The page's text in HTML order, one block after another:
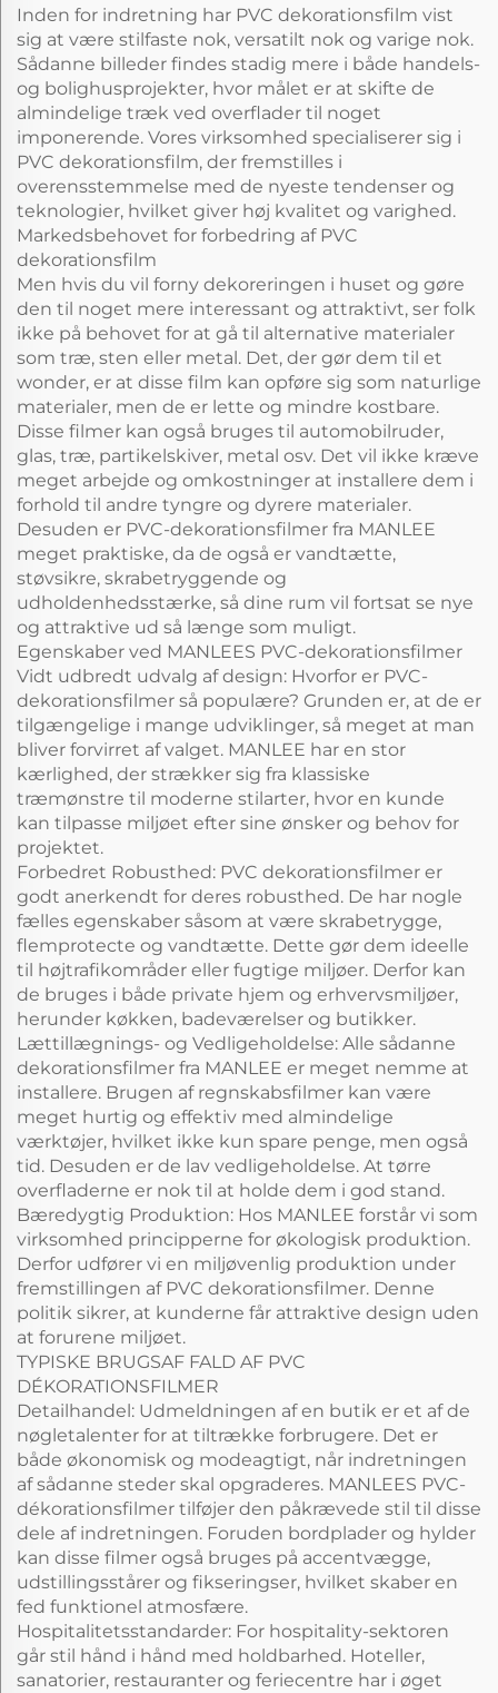
Inden for indretning har PVC dekorationsfilm vist
sig at være stilfaste nok, versatilt nok og varige nok.
Sådanne billeder findes stadig mere i både handels-
og bolighusprojekter, hvor målet er at skifte de
almindelige træk ved overflader til noget
imponerende. Vores virksomhed specialiserer sig i
PVC dekorationsfilm, der fremstilles i
overensstemmelse med de nyeste tendenser og
teknologier, hvilket giver høj kvalitet og varighed.
Markedsbehovet for forbedring af PVC
dekorationsfilm
Men hvis du vil forny dekoreringen i huset og gøre
den til noget mere interessant og attraktivt, ser folk
ikke på behovet for at gå til alternative materialer
som træ, sten eller metal. Det, der gør dem til et
wonder, er at disse film kan opføre sig som naturlige
materialer, men de er lette og mindre kostbare.
Disse filmer kan også bruges til automobilruder,
glas, træ, partikelskiver, metal osv. Det vil ikke kræve
meget arbejde og omkostninger at installere dem i
forhold til andre tyngre og dyrere materialer.
Desuden er PVC-dekorationsfilmer fra MANLEE
meget praktiske, da de også er vandtætte,
støvsikre, skrabetryggende og
udholdenhedsstærke, så dine rum vil fortsat se nye
og attraktive ud så længe som muligt.
Egenskaber ved MANLEES PVC-dekorationsfilmer
Vidt udbredt udvalg af design: Hvorfor er PVC-
dekorationsfilmer så populære? Grunden er, at de er
tilgængelige i mange udviklinger, så meget at man
bliver forvirret af valget. MANLEE har en stor
kærlighed, der strækker sig fra klassiske
træmønstre til moderne stilarter, hvor en kunde
kan tilpasse miljøet efter sine ønsker og behov for
projektet.
Forbedret Robusthed: PVC dekorationsfilmer er
godt anerkendt for deres robusthed. De har nogle
fælles egenskaber såsom at være skrabetrygge,
flemprotecte og vandtætte. Dette gør dem ideelle
til højtrafikområder eller fugtige miljøer. Derfor kan
de bruges i både private hjem og erhvervsmiljøer,
herunder køkken, badeværelser og butikker.
Lættillægnings- og Vedligeholdelse: Alle sådanne
dekorationsfilmer fra MANLEE er meget nemme at
installere. Brugen af regnskabsfilmer kan være
meget hurtig og effektiv med almindelige
værktøjer, hvilket ikke kun spare penge, men også
tid. Desuden er de lav vedligeholdelse. At tørre
overfladerne er nok til at holde dem i god stand.
Bæredygtig Produktion: Hos MANLEE forstår vi som
virksomhed principperne for økologisk produktion.
Derfor udfører vi en miljøvenlig produktion under
fremstillingen af PVC dekorationsfilmer. Denne
politik sikrer, at kunderne får attraktive design uden
at forurene miljøet.
TYPISKE BRUGSAF FALD AF PVC
DÉKORATIONSFILMER
Detailhandel: Udmeldningen af en butik er et af de
nøgletalenter for at tiltrække forbrugere. Det er
både økonomisk og modeagtigt, når indretningen
af sådanne steder skal opgraderes. MANLEES PVC-
dékorationsfilmer tilføjer den påkrævede stil til disse
dele af indretningen. Foruden bordplader og hylder
kan disse filmer også bruges på accentvægge,
udstillingsstårer og fikseringser, hvilket skaber en
fed funktionel atmosfære.
Hospitalitetsstandarder: For hospitality-sektoren
går stil hånd i hånd med holdbarhed. Hoteller,
sanatorier, restauranter og feriecentre har i øget